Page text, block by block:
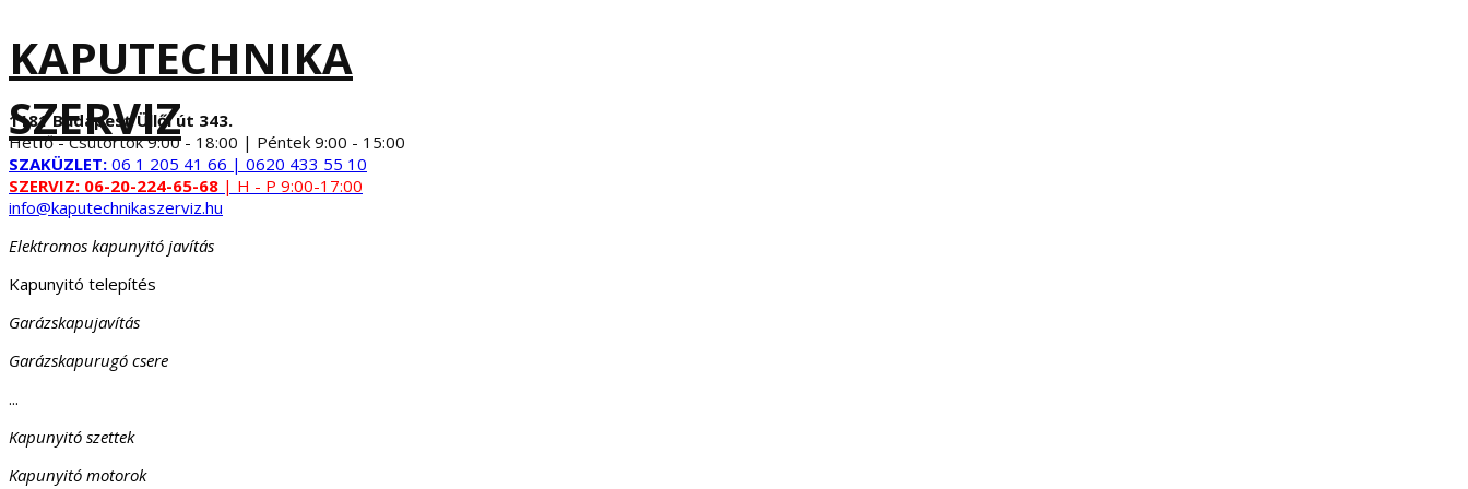
KAPUTECHNIKA
SZERVIZ
1181 Budapest Üllői út 343.
Hétfő - Csütörtök 9:00 - 18:00 | Péntek 9:00 - 15:00
SZAKÜZLET: 06 1 205 41 66 | 0620 433 55 10
SZERVIZ: 06-20-224-65-68 | H - P 9:00-17:00
info@kaputechnikaszerviz.hu
Elektromos kapunyitó javítás
Kapunyitó telepítés
Garázskapujavítás
Garázskapurugó csere
...
Kapunyitó szettek
Kapunyitó motorok